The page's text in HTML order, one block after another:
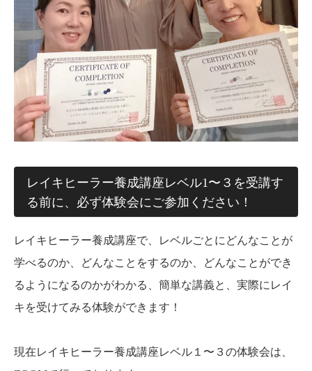
レイキヒーラー養成講座レベル1〜３を受講す
る前に、必ず体験会にご参加ください！
レイキヒーラー養成講座で、レベルごとにどんなことが
学べるのか、どんなことをするのか、どんなことができ
るようになるのかがわかる、簡単な講義と、実際にレイ
キを受けてみる体験ができます！
現在レイキヒーラー養成講座レベル１〜３の体験会は、